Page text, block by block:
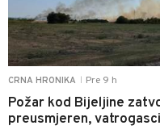
CRNA HRONIKA Pre 9 h
Požar kod Bijeljine
preusmjeren,